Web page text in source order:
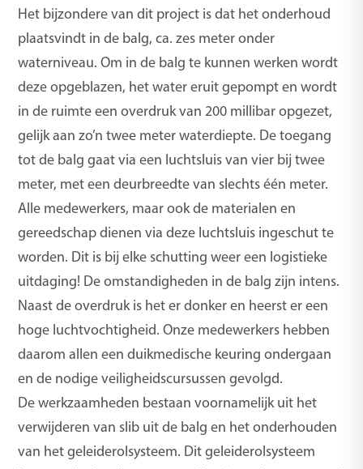
Het bijzondere van dit project is dat het onderhoud
plaatsvindt in de balg, ca. zes meter onder
waterniveau. Om in de balg te kunnen werken wordt
deze opgeblazen, het water eruit gepompt en wordt
in de ruimte een overdruk van 200 millibar opgezet,
gelijk aan zo’n twee meter waterdiepte. De toegang
tot de balg gaat via een luchtsluis van vier bij twee
meter, met een deurbreedte van slechts één meter.
Alle medewerkers, maar ook de materialen en
gereedschap dienen via deze luchtsluis ingeschut te
worden. Dit is bij elke schutting weer een logistieke
uitdaging! De omstandigheden in de balg zijn intens.
Naast de overdruk is het er donker en heerst er een
hoge luchtvochtigheid. Onze medewerkers hebben
daarom allen een duikmedische keuring ondergaan
en de nodige veiligheidscursussen gevolgd.
De werkzaamheden bestaan voornamelijk uit het
verwijderen van slib uit de balg en het onderhouden
van het geleiderolsysteem. Dit geleiderolsysteem